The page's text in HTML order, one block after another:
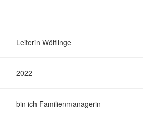
Leiterin Wölflinge
2022
bin ich Familienmanagerin